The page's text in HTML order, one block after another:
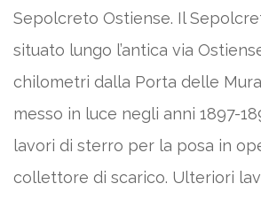
Sepolcreto Ostiense. Il
situato lungo l’antica via
chilometri dalla Porta delle
messo in luce negli anni 1897-
lavori di sterro per la posa in
collettore di scarico. Ulteriori